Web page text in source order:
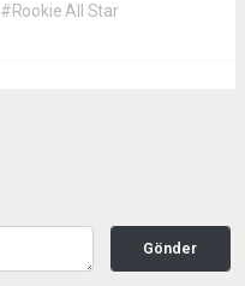
#Rookie All Star
Gönder